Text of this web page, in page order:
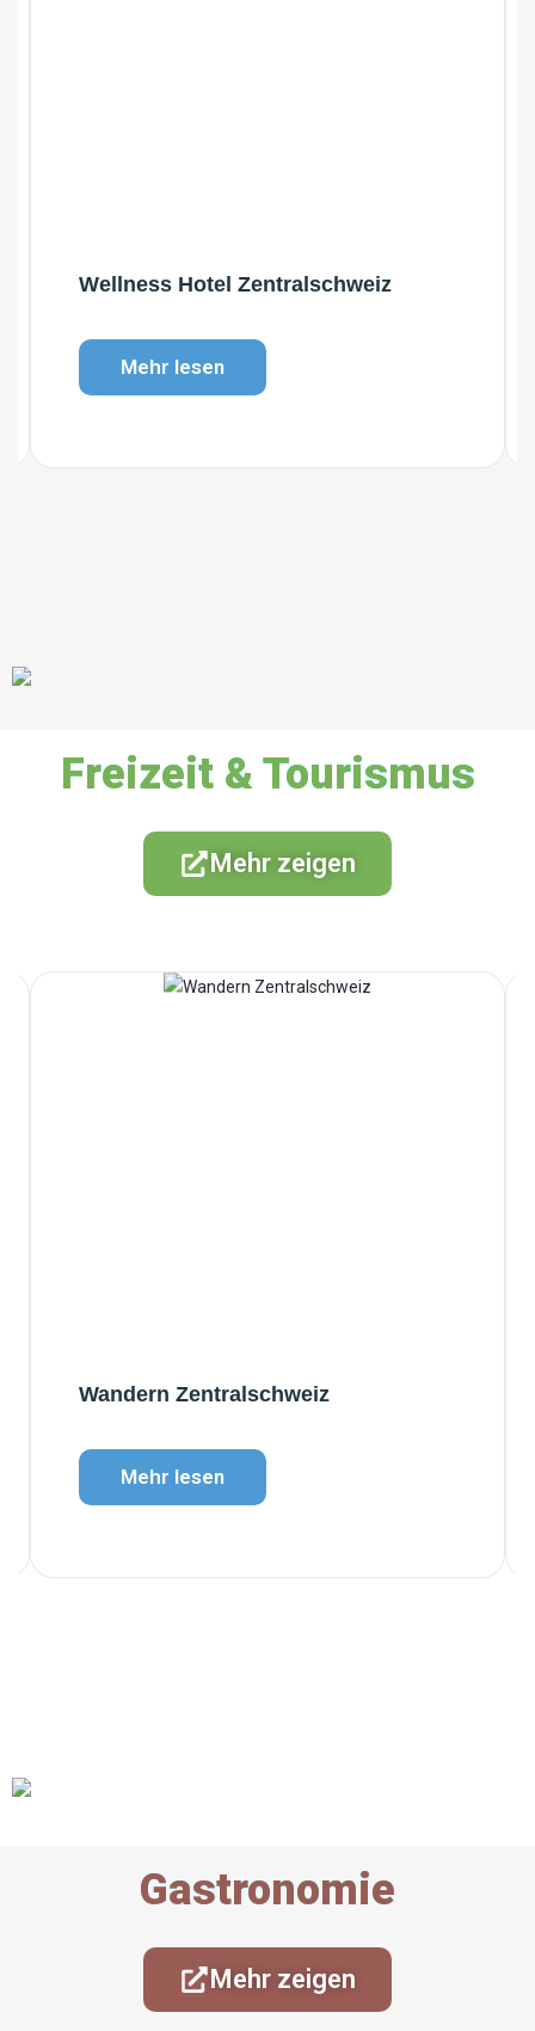
Wellness Hotel Zentralschweiz
Mehr lesen
Freizeit & Tourismus
Mehr zeigen
Wandern Zentralschweiz
Mehr lesen
Gastronomie
Mehr zeigen